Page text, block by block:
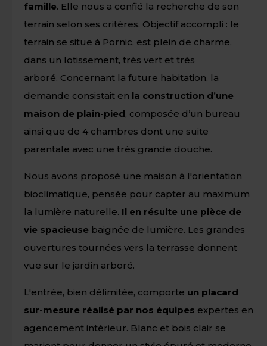
famille. Elle nous a confié la recherche de son
terrain selon ses critères. Objectif accompli : le
terrain se situe à Pornic, est plein de charme,
dans un lotissement, très vert et très
arboré. Concernant la future habitation, la
demande consistait en la construction d’une
maison de plain-pied, composée d’un bureau
ainsi que de 4 chambres dont une suite
parentale avec une très grande douche.
Nous avons proposé une maison à l'orientation
bioclimatique, pensée pour capter au maximum
la lumière naturelle. Il en résulte une pièce de
vie spacieuse baignée de lumière. Les grandes
ouvertures tournées vers la terrasse donnent
vue sur le jardin arboré.
L'entrée, bien délimitée, comporte un placard
sur-mesure réalisé par nos équipes expertes en
agencement intérieur. Blanc et bois clair se